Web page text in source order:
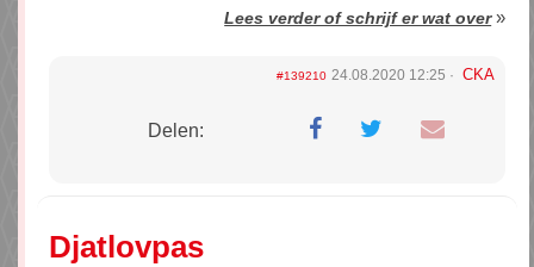
Lees verder of schrijf er wat over»
#139210 24.08.2020 12:25 CKA
Delen:
Djatlovpas